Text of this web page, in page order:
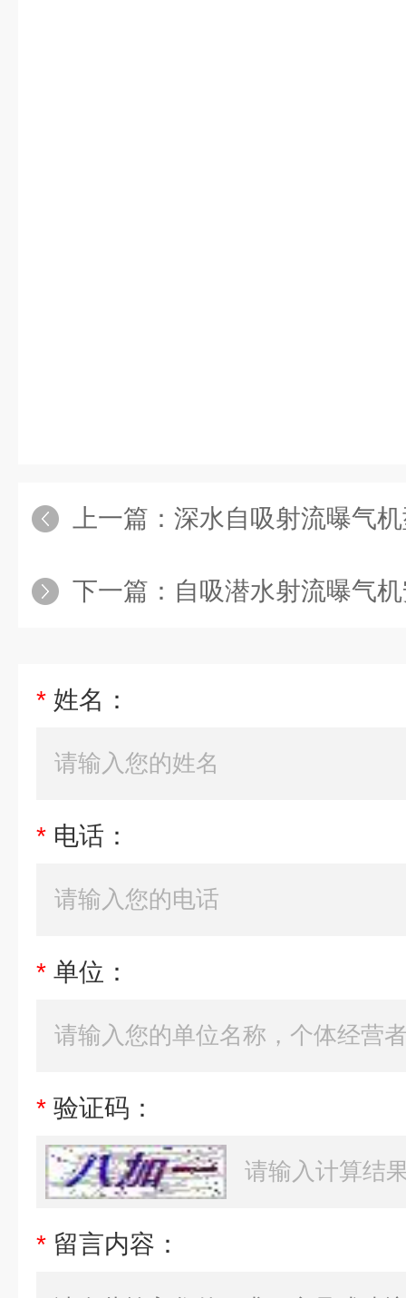
上一篇： 深水自吸射流曝气
下一篇： 自吸潜水射流曝气
* 姓名：
* 电话：
* 单位：
* 验证码：
* 留言内容：